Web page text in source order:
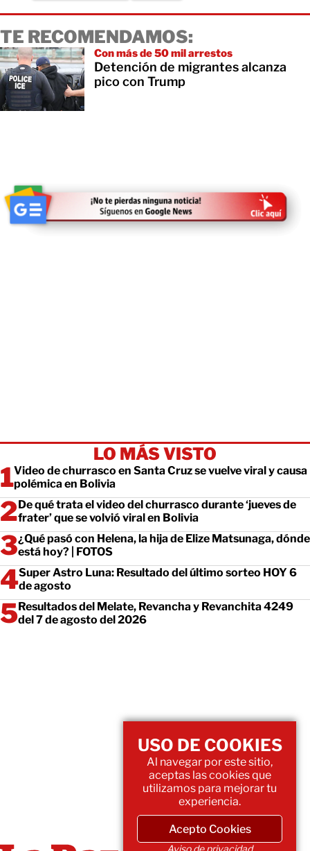
TE RECOMENDAMOS:
Con más de 50 mil arrestos
Detención de migrantes alcanza
pico con Trump
LO MÁS VISTO
Video de churrasco en Santa Cruz se vuelve viral y causa
polémica en Bolivia
De qué trata el video del churrasco durante ‘jueves de
frater’ que se volvió viral en Bolivia
¿Qué pasó con Helena, la hija de Elize Matsunaga, dónde
está hoy? | FOTOS
Super Astro Luna: Resultado del último sorteo HOY 6
de agosto
Resultados del Melate, Revancha y Revanchita 4249
del 7 de agosto del 2026
USO DE COOKIES
Al navegar por este sitio,
aceptas las cookies que
utilizamos para mejorar tu
experiencia.
Acepto Cookies
Aviso de privacidad